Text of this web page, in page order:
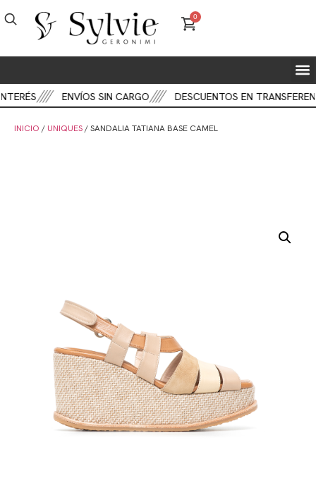
0
ENVÍOS SIN CARGO DESCUENTOS EN
INICIO / UNIQUES/ SANDALIA TATIANA BASE CAMEL